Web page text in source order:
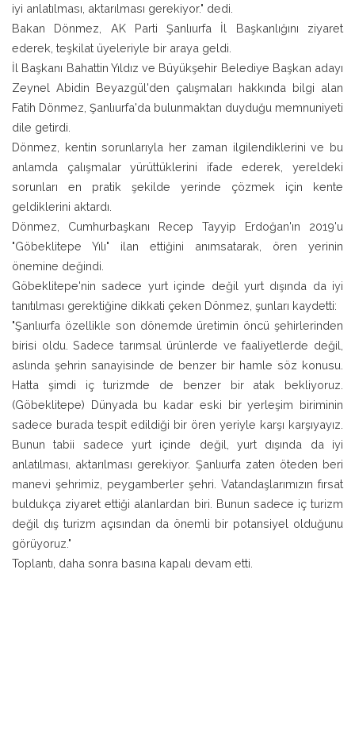
iyi anlatılması, aktarılması gerekiyor." dedi.
Bakan Dönmez, AK Parti Şanlıurfa İl Başkanlığını ziyaret
ederek, teşkilat üyeleriyle bir araya geldi.
İl Başkanı Bahattin Yıldız ve Büyükşehir Belediye Başkan adayı
Zeynel Abidin Beyazgül'den çalışmaları hakkında bilgi alan
Fatih Dönmez, Şanlıurfa'da bulunmaktan duyduğu memnuniyeti
dile getirdi.
Dönmez, kentin sorunlarıyla her zaman ilgilendiklerini ve bu
anlamda çalışmalar yürüttüklerini ifade ederek, yereldeki
sorunları en pratik şekilde yerinde çözmek için kente
geldiklerini aktardı.
Dönmez, Cumhurbaşkanı Recep Tayyip Erdoğan'ın 2019'u
"Göbeklitepe Yılı" ilan ettiğini anımsatarak, ören yerinin
önemine değindi.
Göbeklitepe'nin sadece yurt içinde değil yurt dışında da iyi
tanıtılması gerektiğine dikkati çeken Dönmez, şunları kaydetti:
"Şanlıurfa özellikle son dönemde üretimin öncü şehirlerinden
birisi oldu. Sadece tarımsal ürünlerde ve faaliyetlerde değil,
aslında şehrin sanayisinde de benzer bir hamle söz konusu.
Hatta şimdi iç turizmde de benzer bir atak bekliyoruz.
(Göbeklitepe) Dünyada bu kadar eski bir yerleşim biriminin
sadece burada tespit edildiği bir ören yeriyle karşı karşıyayız.
Bunun tabii sadece yurt içinde değil, yurt dışında da iyi
anlatılması, aktarılması gerekiyor. Şanlıurfa zaten öteden beri
manevi şehrimiz, peygamberler şehri. Vatandaşlarımızın fırsat
buldukça ziyaret ettiği alanlardan biri. Bunun sadece iç turizm
değil dış turizm açısından da önemli bir potansiyel olduğunu
görüyoruz."
Toplantı, daha sonra basına kapalı devam etti.